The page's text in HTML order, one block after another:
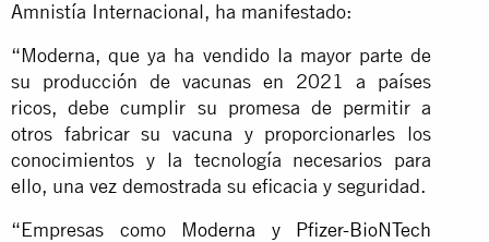
Amnistía Internacional, ha manifestado:
“Moderna, que ya ha vendido la mayor parte de
su producción de vacunas en 2021 a países
ricos, debe cumplir su promesa de permitir a
otros fabricar su vacuna y proporcionarles los
conocimientos y la tecnología necesarios para
ello, una vez demostrada su eficacia y seguridad.
“Empresas como Moderna y Pfizer-BioNTech